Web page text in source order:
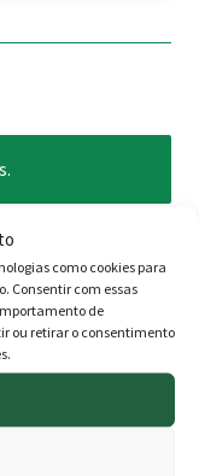
como cookies para
Consentir com essas
de
ou retirar o consentimento
este
PROMOÇÃO -10%